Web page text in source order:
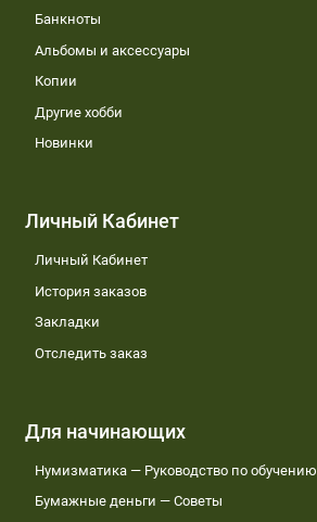
Банкноты
Альбомы и аксессуары
Копии
Другие хобби
Новинки
Личный Кабинет
Личный Кабинет
История заказов
Закладки
Отследить заказ
Для начинающих
Нумизматика — Руководство по обучению
Бумажные деньги — Советы